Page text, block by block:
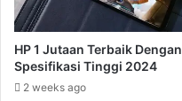
HP 1 Jutaan Terbaik Dengan
Spesifikasi Tinggi 2024
2 weeks ago